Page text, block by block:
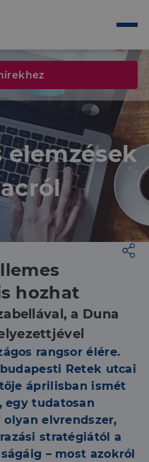
elemzések
hozhat
a Duna
rangsor élére.
Retek utcai
áprilisban ismét
egy tudatosan
elvrendszer,
stratégiától a
– most azokról